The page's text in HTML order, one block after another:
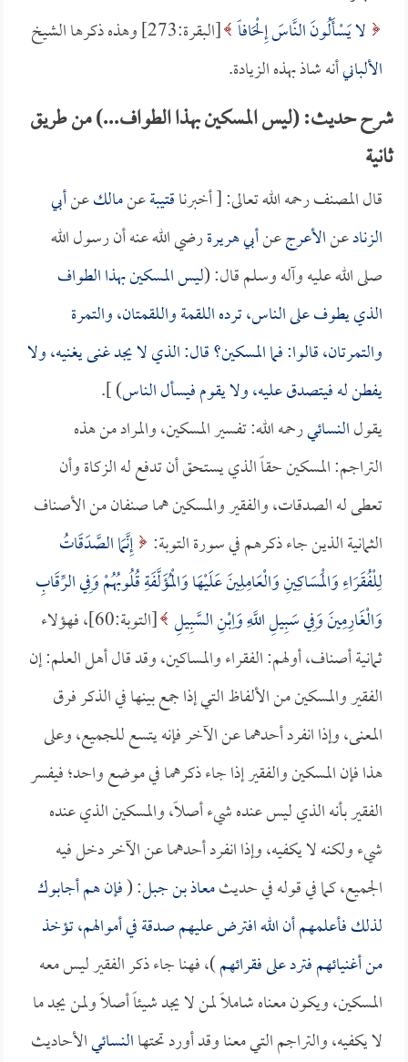
لا يَسْأَلُونَ النَّاسَ إِلْحَافاً [البقرة:273] وهذه ذكرها الشيخ
الألبانيأنه شاذ بهذه الزيادة.
شرح حديث: (ليس المسكين بهذا الطواف...) من طريق
ثانية
قال المصنف رحمه الله تعالى: [ أخبرناقتيبةعنمالكعنأبي
الزنادعنالأعرجعنأبي هريرةرضي الله عنه أن رسول الله
صلى الله عليه وآله وسلم قال: (ليس المسكين بهذا الطواف
الذي يطوف على الناس، ترده اللقمة واللقمتان، والتمرة
والتمرتان، قالوا: فما المسكين؟ قال: الذي لا يجد غنى يغنيه، ولا
يفطن له فيتصدق عليه، ولا يقوم فيسأل الناس) ].
يقولالنسائيرحمه الله: تفسير المسكين، والمراد من هذه
التراجم: المسكين حقاً الذي يستحق أن تدفع له الزكاة وأن
تعطى له الصدقات، والفقير والمسكين هما صنفان من الأصناف
الثمانية الذين جاء ذكرهم في سورة التوبة: إِنَّمَا الصَّدَقَاتُ
لِلْفُقَرَاءِ وَالْمَسَاكِينِ وَالْعَامِلِينَ عَلَيْهَا وَالْمُؤَلَّفَةِ قُلُوبُهُمْ وَفِي الرِّقَابِ
وَالْغَارِمِينَ وَفِي سَبِيلِ اللَّهِ وَاِبْنِ السَّبِيلِ
[التوبة:60]، فهؤلاء
ثمانية أصناف، أولهم: الفقراء والمساكين، وقد قال أهل العلم: إن
الفقير والمسكين من الألفاظ التي إذا جمع بينها في الذكر فرق
المعنى، وإذا انفرد أحدهما عن الآخر فإنه يتسع للجميع، وعلى
هذا فإن المسكين والفقير إذا جاء ذكرهما في موضع واحد؛ فيفسر
الفقير بأنه الذي ليس عنده شيء أصلاً، والمسكين الذي عنده
شيء ولكنه لا يكفيه، وإذا انفرد أحدهما عن الآخر دخل فيه
الجميع، كما في قوله في حديثمعاذ بن جبل: (فإن هم أجابوك
لذلك فأعلمهم أن الله افترض عليهم صدقة في أموالهم، تؤخذ
من أغنيائهم فترد على فقرائهم)، فهنا جاء ذكر الفقير ليس معه
المسكين، ويكون معناه شاملاً لمن لا يجد شيئاً أصلاً ولمن يجد ما
لا يكفيه، والتراجم التي معنا وقد أورد تحتهاالنسائيالأحاديث